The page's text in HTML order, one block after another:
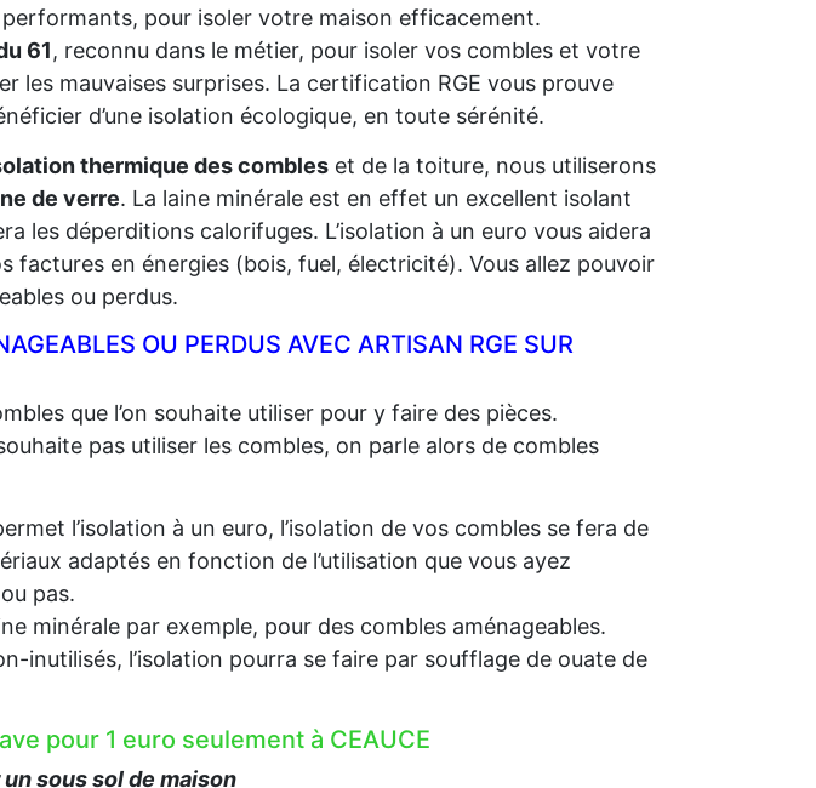
pour isoler votre maison efficacement.
61, reconnu dans le métier, pour isoler vos combles et votre
les mauvaises surprises. La certification RGE vous prouve
d’une isolation écologique, en toute sérénité.
thermique des combles et de la toiture, nous utiliserons
de verre. La laine minérale est en effet un excellent isolant
les déperditions calorifuges. L’isolation à un euro vous aidera
factures en énergies (bois, fuel, électricité). Vous allez pouvoir
ou perdus.
OU PERDUS AVEC ARTISAN RGE SUR
que l’on souhaite utiliser pour y faire des pièces.
pas utiliser les combles, on parle alors de combles
l’isolation à un euro, l’isolation de vos combles se fera de
adaptés en fonction de l’utilisation que vous ayez
pas.
minérale par exemple, pour des combles aménageables.
inutilisés, l’isolation pourra se faire par soufflage de ouate de
pour 1 euro seulement à CEAUCE
sous sol de maison